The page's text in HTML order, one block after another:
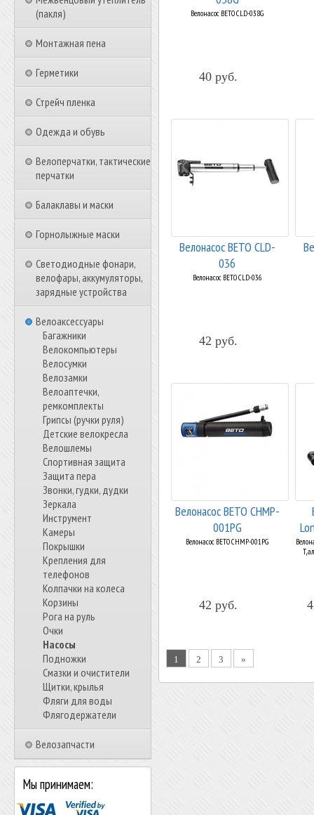
(пакля)
Монтажная пена
Герметики
Стрейч пленка
Одежда и обувь
Велоперчатки, тактические
перчатки
Балаклавы и маски
Горнолыжные маски
Светодиодные фонари,
велофары, аккумуляторы,
зарядные устройства
Велоаксессуары
Багажники
Велокомпьютеры
Велосумки
Велозамки
Велоаптечки,
ремкомплекты
Грипсы (ручки руля)
Детские велокресла
Велошлемы
Спортивная защита
Защита пера
Звонки, гудки, дудки
Зеркала
Инструмент
Камеры
Покрышки
Крепления для
телефонов
Колпачки на колеса
Корзины
Рога на руль
Очки
Насосы
Подножки
Смазки и очистители
Щитки, крылья
Фляги для воды
Флягодержатели
Велозапчасти
Мы принимаем:
Велонасос BETO CLD-038G
40 руб.
Велонасос BETO CLD-
036
Велонасос BETO CLD-036
42 руб.
Велонасос BETO CHMP-
001PG
Велонасос BETO CHMP-001PG
42 руб.
T,
1 2 3 »